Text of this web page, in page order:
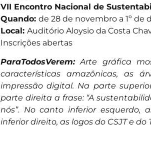
VII Encontro Nacional de
Quando: de 28 de novembro a 1º de
Local: Auditório Aloysio da Costa
Inscrições abertas
ParaTodosVerem:Arte gráfica
características amazônicas, as
impressão digital. Na parte
parte direita a frase: “A
nós”. No canto inferior
inferior direito, as logos do CSJT e do